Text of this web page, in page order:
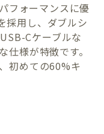
フォーマンスに優
採用し、ダブルシ
Cケーブルな
仕様が特徴です。
初めての60%キ